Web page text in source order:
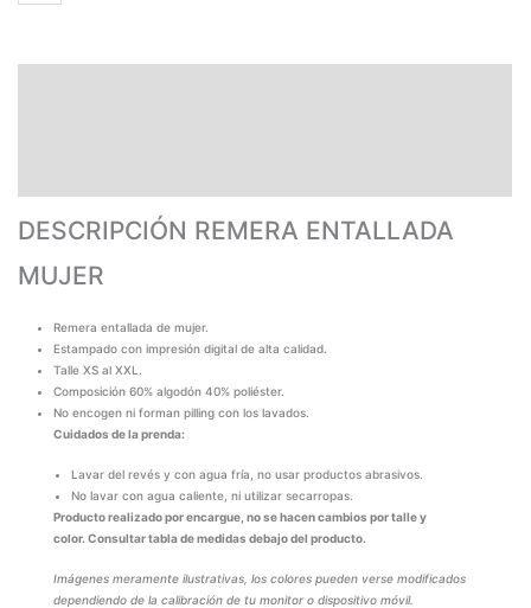
DESCRIPCIÓN REMERA ENTALLADA
MUJER
Remera entallada de mujer.
Estampado con impresión digital de alta calidad.
Talle XS al XXL.
Composición 60% algodón 40% poliéster.
No encogen ni forman pilling con los lavados.
Cuidados de la prenda:
Lavar del revés y con agua fría, no usar productos abrasivos.
No lavar con agua caliente, ni utilizar secarropas.
Producto realizado por encargue, no se hacen cambios por talle y
color. Consultar tabla de medidas debajo del producto.
Imágenes meramente ilustrativas, los colores pueden verse modificados
dependiendo de la calibración de tu monitor o dispositivo móvil.